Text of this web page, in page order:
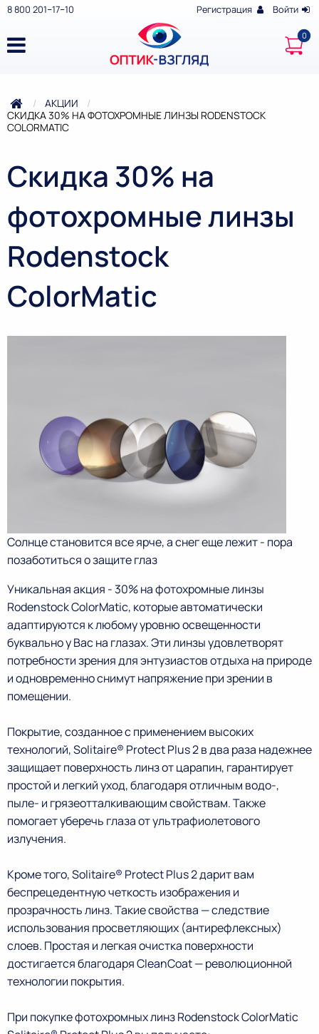
8 800 201‒17‒10 Регистрация Войти
АКЦИИ
ТЕКУЩАЯ:
СКИДКА 30% НА ФОТОХРОМНЫЕ ЛИНЗЫ RODENSTOCK
COLORMATIC
Скидка 30% на
фотохромные линзы
Rodenstock
ColorMatic
Солнце становится все ярче, а снег еще лежит - пора
позаботиться о защите глаз
Уникальная акция - 30% на фотохромные линзы
Rodenstock ColorMatic, которые автоматически
адаптируются к любому уровню освещенности
буквально у Вас на глазах. Эти линзы удовлетворят
потребности зрения для энтузиастов отдыха на природе
и одновременно снимут напряжение при зрении в
помещении.
Покрытие, созданное с применением высоких
технологий, Solitaire® Protect Plus 2 в два раза надежнее
защищает поверхность линз от царапин, гарантирует
простой и легкий уход, благодаря отличным водо-,
пыле- и грязеотталкивающим свойствам. Также
помогает уберечь глаза от ультрафиолетового
излучения.
Кроме того, Solitaire® Protect Plus 2 дарит вам
беспрецедентную четкость изображения и
прозрачность линз. Такие свойства — следствие
использования просветляющих (антирефлексных)
слоев. Простая и легкая очистка поверхности
достигается благодаря CleanCoat — революционной
технологии покрытия.
При покупке фотохромных линз Rodenstock ColorMatic